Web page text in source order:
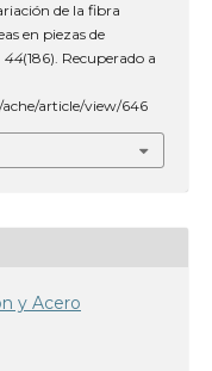
de la fibra
en piezas de
44(186). Recuperado a
article/view/646
y Acero